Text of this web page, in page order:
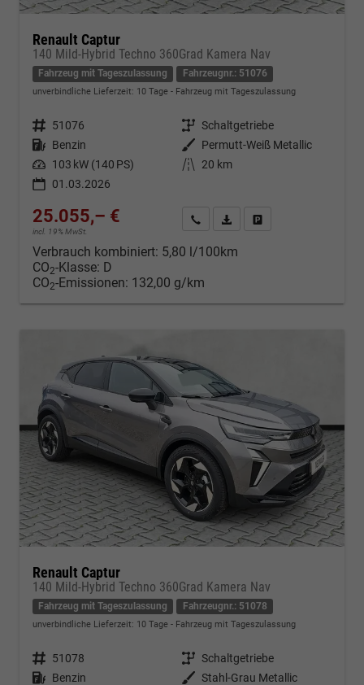
Renault Captur
140 Mild-Hybrid Techno 360Grad Kamera Nav
Fahrzeug mit Tageszulassung Fahrzeugnr.: 51076
unverbindliche Lieferzeit: 10 Tage Fahrzeug mit Tageszulassung
Fahrzeugnr. 51076 Getriebe Schaltgetriebe
Kraftstoff Benzin Außenfarbe
Permutt-Weiß Metallic
Leistung 103 kW (140 PS) Kilometerstand
20 km
01.03.2026
25.055,– €
incl. 19% MwSt.
Kontakt & Angebot anfordern
PDF-Datei, Fahrzeugexposé
Verbrauch kombiniert: 5,80 l/100km
CO2-Klasse: D
CO2-Emissionen: 132,00 g/km
Renault Captur
140 Mild-Hybrid Techno 360Grad Kamera Nav
Fahrzeug mit Tageszulassung Fahrzeugnr.: 51078
unverbindliche Lieferzeit: 10 Tage Fahrzeug mit Tageszulassung
Fahrzeugnr. 51078 Getriebe Schaltgetriebe
Kraftstoff Benzin Außenfarbe Stahl-Grau Metallic